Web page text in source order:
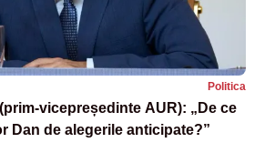
Politica
vicepreședinte AUR): „De ce
Dan de alegerile anticipate?”